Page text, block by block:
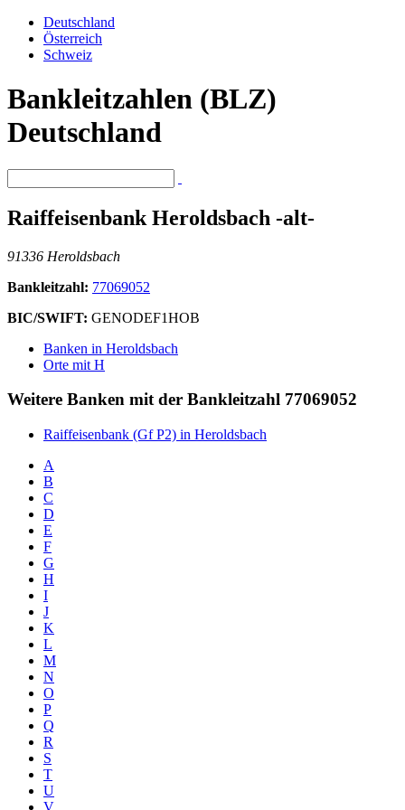
Deutschland
Österreich
Schweiz
Bankleitzahlen (BLZ)
Deutschland
Raiffeisenbank Heroldsbach -alt-
91336 Heroldsbach
Bankleitzahl: 77069052
BIC/SWIFT: GENODEF1HOB
Banken in Heroldsbach
Orte mit H
Weitere Banken mit der Bankleitzahl 77069052
Raiffeisenbank (Gf P2) in Heroldsbach
A
B
C
D
E
F
G
H
I
J
K
L
M
N
O
P
Q
R
S
T
U